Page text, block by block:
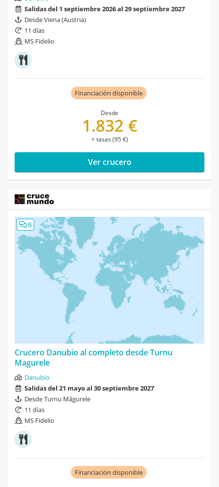
Salidas del 1 septiembre 2026 al 29 septiembre 2027
Desde Viena (Austria)
11 días
MS Fidelio
Financiación disponible
Desde
1.832 €
+ tasas (95 €)
Ver crucero
8
Crucero Danubio al completo desde Turnu
Magurele
Danubio
Salidas del 21 mayo al 30 septiembre 2027
Desde Turnu Măgurele
11 días
MS Fidelio
Financiación disponible